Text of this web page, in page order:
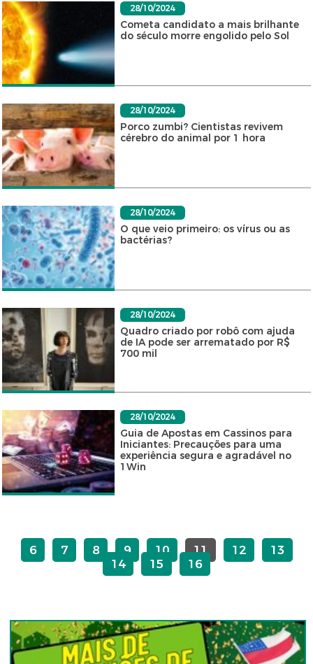
28/10/2024
Cometa candidato a mais brilhante
do século morre engolido pelo Sol
28/10/2024
Porco zumbi? Cientistas revivem
cérebro do animal por 1 hora
28/10/2024
O que veio primeiro: os vírus ou as
bactérias?
28/10/2024
Quadro criado por robô com ajuda
de IA pode ser arrematado por R$
700 mil
28/10/2024
Guia de Apostas em Cassinos para
Iniciantes: Precauções para uma
experiência segura e agradável no
1Win
6 7 8 9 10 11 12
13
14
15 16